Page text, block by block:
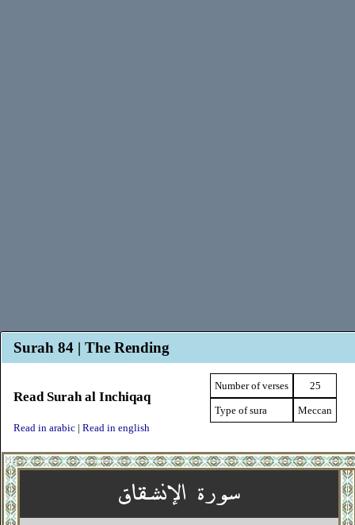
Surah 84 | The Rending
Number of verses 25
Type of sura Meccan
Read Surah al Inchiqaq
Read in arabic | Read in english
سورة الإنشقاق